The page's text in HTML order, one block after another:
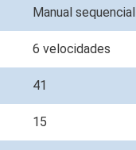
Manual sequencial
6 velocidades
41
15